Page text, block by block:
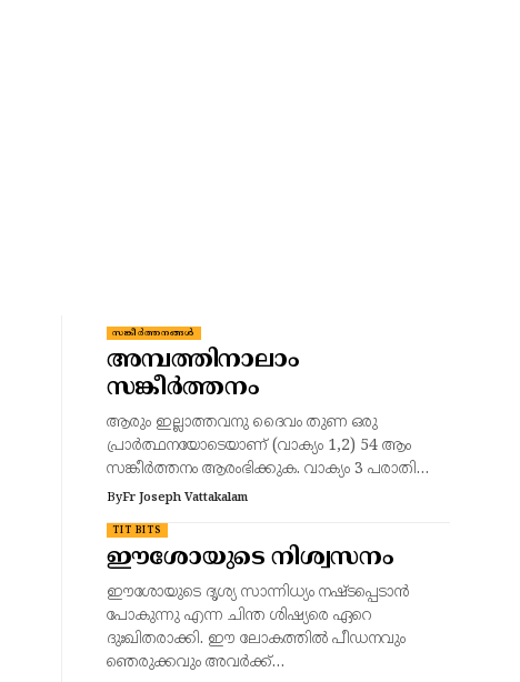
സങ്കീർത്തനങ്ങൾ
അമ്പത്തിനാലാം
സങ്കീർത്തനം
ആരും ഇല്ലാത്തവനു ദൈവം തുണ ഒരു
പ്രാർത്ഥനയോടെയാണ് (വാക്യം 1,2) 54 ആം
സങ്കീർത്തനം ആരംഭിക്കുക. വാക്യം 3 പരാതി…
ByFr Joseph Vattakalam
TIT BITS
ഈശോയുടെ നിശ്വസനം
ഈശോയുടെ ദൃശ്യ സാന്നിധ്യം നഷ്ടപ്പെടാൻ
പോകുന്നു എന്ന ചിന്ത ശിഷ്യരെ ഏറെ
ദുഃഖിതരാക്കി. ഈ ലോകത്തിൽ പീഡനവും
ഞെരുക്കവും അവർക്ക്…